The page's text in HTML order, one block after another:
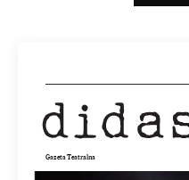
Gazeta Teatralna